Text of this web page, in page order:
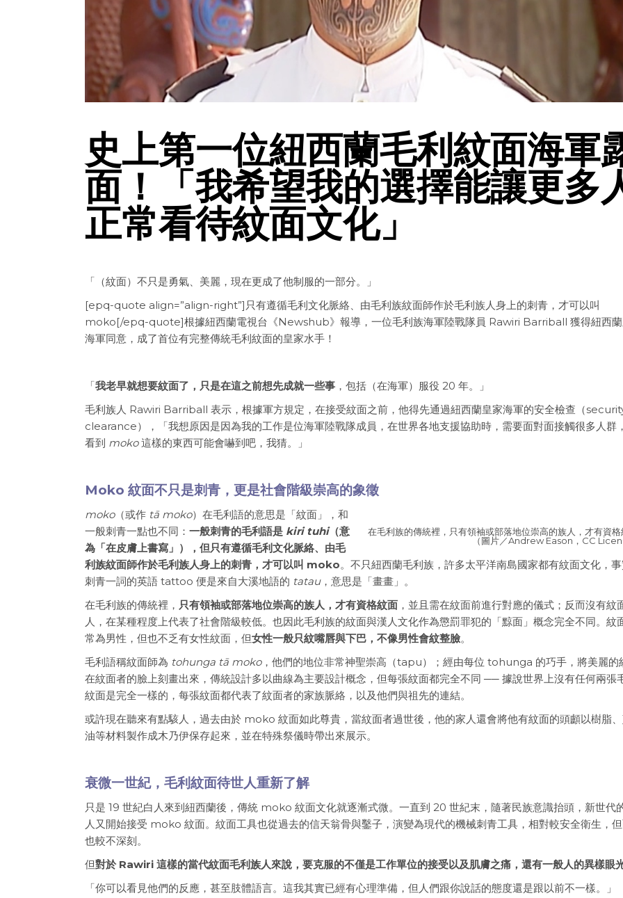
史上第一位紐西蘭毛利紋面海軍
面！「我希望我的選擇能讓更多
正常看待紋面文化」
「（紋面）不只是勇氣、美麗，現在更成了他制服的一部分。」
[epq-quote align=”align-right”]只有遵循毛利文化脈絡、由毛利族紋面師作於毛利族人身上的刺青，才可以叫
moko[/epq-quote]根據紐西蘭電視台《Newshub》報導，一位毛利族海軍陸戰隊員 Rawiri Barriball 獲得紐西蘭
海軍同意，成了首位有完整傳統毛利紋面的皇家水手！
「我老早就想要紋面了，只是在這之前想先成就一些事 ，包括（在海軍）服役 20 年。」
毛利族人 Rawiri Barriball 表示，根據軍方規定，在接受紋面之前，他得先通過紐西蘭皇家海軍的安全檢查（
clearance），「我想原因是因為我的工作是位海軍陸戰隊成員，在世界各地支援協助時，需要面對面接觸很多人群
看到 moko這樣的東西可能會嚇到吧，我猜。」
Moko 紋面不只是刺青，更是社會階級崇高的象徵
在毛利族的傳統裡，只有領袖或部落地位崇高的族人，才有資格
（圖片／Andrew Eason，CC
moko（或作 tā moko）在毛利語的意思是「紋面」，和
一般刺青一點也不同： 一般刺青的毛利語是 kiri tuhi（意
為「在皮膚上書寫」），但只有遵循毛利文化脈絡、由毛
利族紋面師作於毛利族人身上的刺青，才可以叫 moko。不只紐西蘭毛利族，許多太平洋南島國家都有紋面文化，
刺青一詞的英語 tattoo 便是來自大溪地語的 tatau，意思是「畫畫」。
在毛利族的傳統裡， 只有領袖或部落地位崇高的族人，才有資格紋面 ，並且需在紋面前進行對應的儀式；反而沒有紋
人，在某種程度上代表了社會階級較低。也因此毛利族的紋面與漢人文化作為懲罰罪犯的「黥面」概念完全不同。紋
常為男性，但也不乏有女性紋面，但女性一般只紋嘴唇與下巴，不像男性會紋整臉。
毛利語稱紋面師為 tohunga tā moko，他們的地位非常神聖崇高（tapu）；經由每位 tohunga 的巧手，將美麗的
在紋面者的臉上刻畫出來，傳統設計多以曲線為主要設計概念，但每張紋面都完全不同 ── 據說世界上沒有任何兩張
紋面是完全一樣的，每張紋面都代表了紋面者的家族脈絡，以及他們與祖先的連結。
或許現在聽來有點駭人，過去由於 moko 紋面如此尊貴，當紋面者過世後，他的家人還會將他有紋面的頭顱以樹脂
油等材料製作成木乃伊保存起來，並在特殊祭儀時帶出來展示。
衰微一世紀，毛利紋面待世人重新了解
只是 19 世紀白人來到紐西蘭後，傳統 moko 紋面文化就逐漸式微。一直到 20 世紀末，隨著民族意識抬頭，新世代
人又開始接受 moko 紋面。紋面工具也從過去的信天翁骨與鑿子，演變為現代的機械刺青工具，相對較安全衛生，
也較不深刻。
但對於 Rawiri 這樣的當代紋面毛利族人來說，要克服的不僅是工作單位的接受以及肌膚之痛，還有一般人的異樣眼
「你可以看見他們的反應，甚至肢體語言。這我其實已經有心理準備，但人們跟你說話的態度還是跟以前不一樣。」